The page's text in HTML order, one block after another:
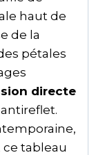
haut de
de la
pétales
directe
tableau